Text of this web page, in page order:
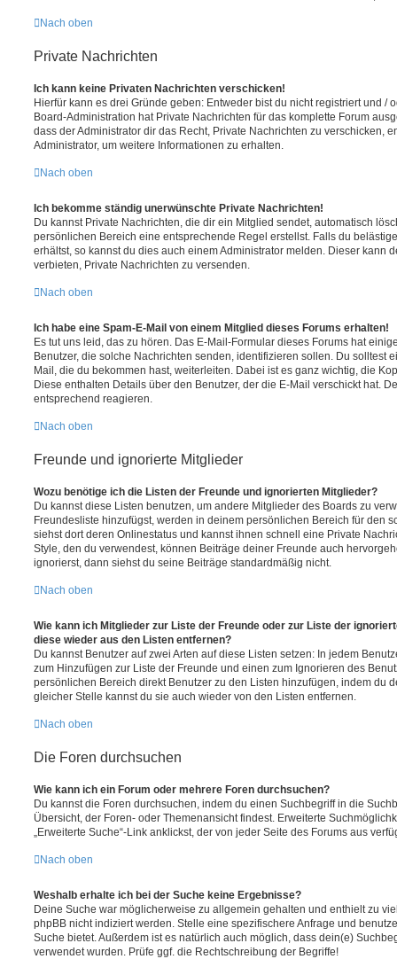
Nach oben
Private Nachrichten
Ich kann keine Privaten Nachrichten verschicken!
Hierfür kann es drei Gründe geben: Entweder bist du nicht registriert und /
Board-Administration hat Private Nachrichten für das komplette Forum
dass der Administrator dir das Recht, Private Nachrichten zu verschicken,
Administrator, um weitere Informationen zu erhalten.
Nach oben
Ich bekomme ständig unerwünschte Private Nachrichten!
Du kannst Private Nachrichten, die dir ein Mitglied sendet, automatisch
persönlichen Bereich eine entsprechende Regel erstellst. Falls du
erhältst, so kannst du dies auch einem Administrator melden. Dieser kann
verbieten, Private Nachrichten zu versenden.
Nach oben
Ich habe eine Spam-E-Mail von einem Mitglied dieses Forums erhalten!
Es tut uns leid, das zu hören. Das E-Mail-Formular dieses Forums hat
Benutzer, die solche Nachrichten senden, identifizieren sollen. Du solltest
Mail, die du bekommen hast, weiterleiten. Dabei ist es ganz wichtig, die
Diese enthalten Details über den Benutzer, der die E-Mail verschickt hat.
entsprechend reagieren.
Nach oben
Freunde und ignorierte Mitglieder
Wozu benötige ich die Listen der Freunde und ignorierten Mitglieder?
Du kannst diese Listen benutzen, um andere Mitglieder des Boards zu
Freundesliste hinzufügst, werden in deinem persönlichen Bereich für den
siehst dort deren Onlinestatus und kannst ihnen schnell eine Private
Style, den du verwendest, können Beiträge deiner Freunde auch
ignorierst, dann siehst du seine Beiträge standardmäßig nicht.
Nach oben
Wie kann ich Mitglieder zur Liste der Freunde oder zur Liste der
diese wieder aus den Listen entfernen?
Du kannst Benutzer auf zwei Arten auf diese Listen setzen: In jedem
zum Hinzufügen zur Liste der Freunde und einen zum Ignorieren des
persönlichen Bereich direkt Benutzer zu den Listen hinzufügen, indem du
gleicher Stelle kannst du sie auch wieder von den Listen entfernen.
Nach oben
Die Foren durchsuchen
Wie kann ich ein Forum oder mehrere Foren durchsuchen?
Du kannst die Foren durchsuchen, indem du einen Suchbegriff in die
Übersicht, der Foren- oder Themenansicht findest. Erweiterte
„Erweiterte Suche“-Link anklickst, der von jeder Seite des Forums aus
Nach oben
Weshalb erhalte ich bei der Suche keine Ergebnisse?
Deine Suche war möglicherweise zu allgemein gehalten und enthielt zu
phpBB nicht indiziert werden. Stelle eine spezifischere Anfrage und
Suche bietet. Außerdem ist es natürlich auch möglich, dass dein(e)
verwendet wurden. Prüfe ggf. die Rechtschreibung der Begriffe!